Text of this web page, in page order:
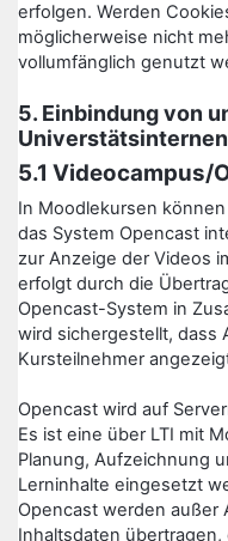
erfolgen. Werden
möglicherweise nicht
vollumfänglich genutzt
5. Einbindung von
5.1 Videocampus/
In Moodlekursen
das System Opencast
zur Anzeige der Videos
erfolgt durch die
Opencast-System in
wird sichergestellt, dass
Kursteilnehmer
Opencast wird auf
Es ist eine über LTI mit
Planung, Aufzeichnung
Lerninhalte eingesetzt
Opencast werden außer
Inhaltsdaten